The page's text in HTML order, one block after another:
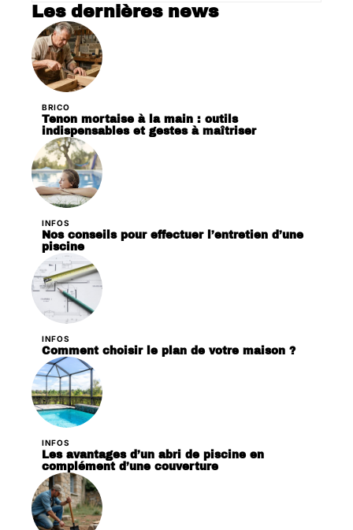
Les dernières news
BRICO
Tenon mortaise à la main : outils
indispensables et gestes à maîtriser
INFOS
Nos conseils pour effectuer l’entretien d’une
piscine
INFOS
Comment choisir le plan de votre maison ?
INFOS
Les avantages d’un abri de piscine en
complément d’une couverture